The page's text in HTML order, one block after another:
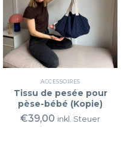
ACCESSOIRES
Tissu de pesée pour
pèse-bébé (Kopie)
€39,00 inkl. Steuer